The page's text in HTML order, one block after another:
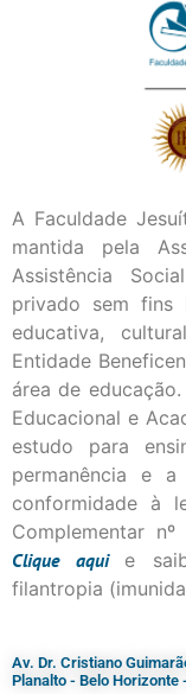
A Faculdade
mantida pela
Assistência
privado sem fins
educativa,
Entidade
área de
Educacional e
estudo para
permanência e
conformidade à
Complementar
Cliqueaqui
e
filantropia
Av. Dr. Cristiano
Planalto - Belo Horizonte